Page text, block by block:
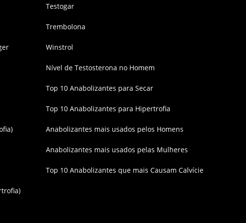
Testogar
Trembolona
Winstrol
Nível de Testosterona no Homem
Top 10 Anabolizantes para Secar
Top 10 Anabolizantes para Hipertrofia
Anabolizantes mais usados pelos Homens
Anabolizantes mais usados pelas Mulheres
Top 10 Anabolizantes que mais Causam Calvície